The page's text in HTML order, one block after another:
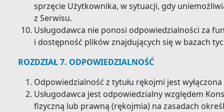
sprzęcie Użytkownika, w sytuacji, gdy
z Serwisu.
Usługodawca nie ponosi odpowiedzialności za
i dostępność plików znajdujących się w bazach
ROZDZIAŁ 7. ODPOWIEDZIALNOŚĆ
Odpowiedzialność z tytułu rękojmi jest
Usługodawca jest odpowiedzialny względem
fizyczną lub prawną (rękojmia) na zasadach